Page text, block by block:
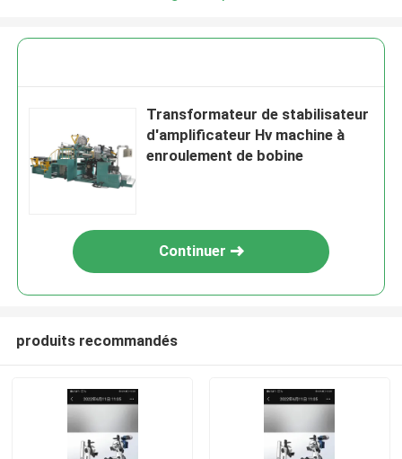
Transformateur de stabilisateur
d'amplificateur Hv machine à
enroulement de bobine
Continuer
produits recommandés